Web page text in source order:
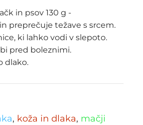
in psov 130 g -
preprečuje težave s srcem.
ki lahko vodi v slepoto.
pred boleznimi.
dlako.
, koža in dlaka, mačji